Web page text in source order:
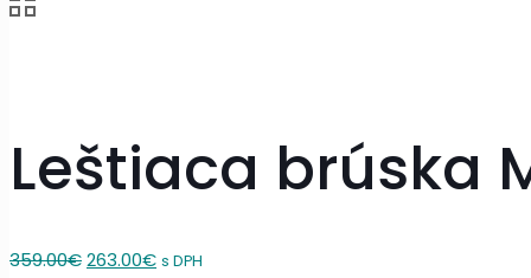
Leštiaca brúska
359.00€Original
263.00€Current
s DPH